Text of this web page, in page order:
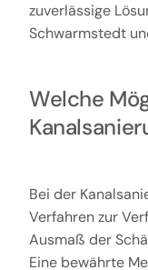
zuverlässige
Schwarmstedt
Welche
Bei der
Verfahren zur
Ausmaß der
Eine bewährte